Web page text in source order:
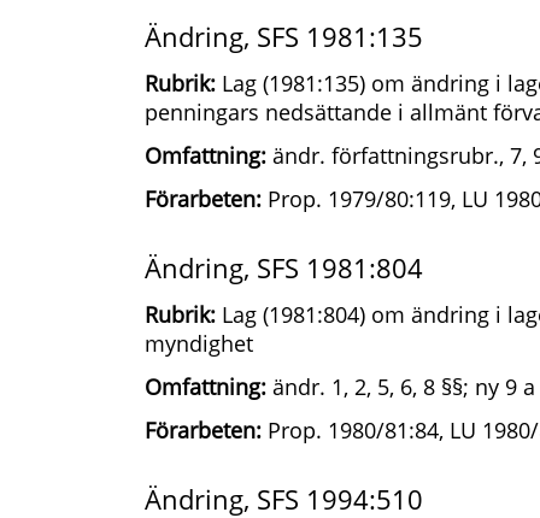
Ändring, SFS 1981:135
Rubrik: Lag (1981:135) om ändring i
penningars nedsättande i allmänt
Omfattning: ändr. författningsrubr., 7,
Förarbeten: Prop. 1979/80:119, LU
Ändring, SFS 1981:804
Rubrik: Lag (1981:804) om ändring i
myndighet
Omfattning: ändr. 1, 2, 5, 6, 8 §§; ny 9 a
Förarbeten: Prop. 1980/81:84, LU
Ändring, SFS 1994:510